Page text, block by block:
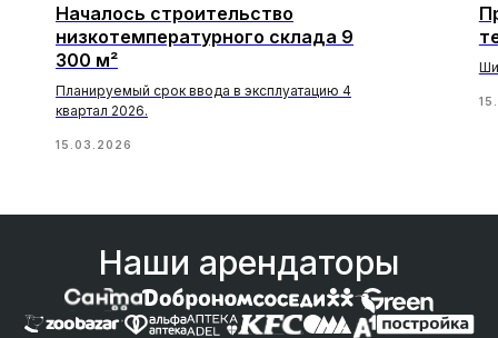
Началось строительство
низкотемпературного склада 9
300 м²
Планируемый срок ввода в эксплуатацию 4
квартал 2026.
15.03.2026
Наши арендаторы